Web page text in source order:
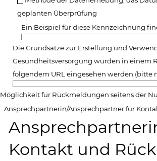
geplanten Überprüfung
Ein Beispiel für diese Kennzeichnung
Die Grundsätze zur Erstellung und
Gesundheitsversorgung wurden in einem
folgendem URL eingesehen werden (bitte
Möglichkeit für Rückmeldungen seitens der
Ansprechpartnerin/Ansprechpartner für
Kontakt und